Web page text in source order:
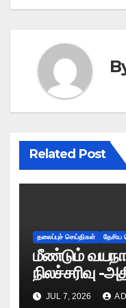
Related Post
தலைப்புச் செய்திகள் தேசிய
மீண்டும்
நிலச்சரிவு -
JUL 7, 2026